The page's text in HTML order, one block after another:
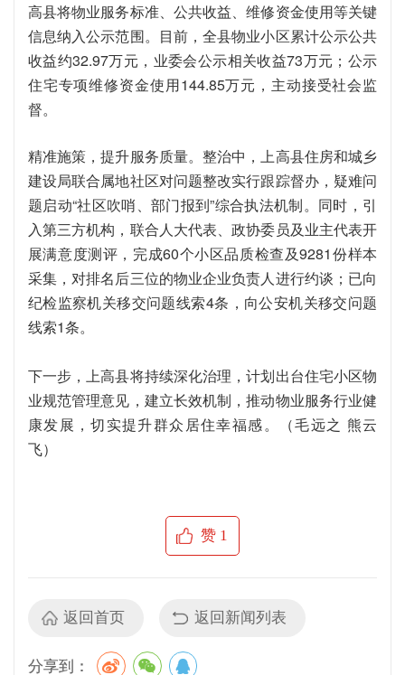
高县将物业服务标准、公共收益、维修资金使用等关键
信息纳入公示范围。目前，全县物业小区累计公示公共
收益约32.97万元，业委会公示相关收益73万元；公示
住宅专项维修资金使用144.85万元，主动接受社会监
督。
精准施策，提升服务质量。整治中，上高县住房和城乡
建设局联合属地社区对问题整改实行跟踪督办，疑难问
题启动“社区吹哨、部门报到”综合执法机制。同时，引
入第三方机构，联合人大代表、政协委员及业主代表开
展满意度测评，完成60个小区品质检查及9281份样本
采集，对排名后三位的物业企业负责人进行约谈；已向
纪检监察机关移交问题线索4条，向公安机关移交问题
线索1条。
下一步，上高县将持续深化治理，计划出台住宅小区物
业规范管理意见，建立长效机制，推动物业服务行业健
康发展，切实提升群众居住幸福感。（毛远之 熊云
飞）
赞 1
返回首页 返回新闻列表
分享到：